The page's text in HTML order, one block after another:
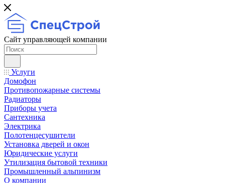
Сайт управляющей компании
Услуги
Домофон
Противопожарные системы
Радиаторы
Приборы учета
Сантехника
Электрика
Полотенцесушители
Установка дверей и окон
Юридические услуги
Утилизация бытовой техники
Промышленный альпинизм
О компании